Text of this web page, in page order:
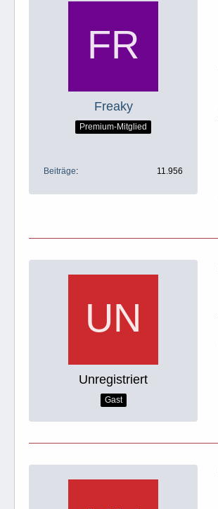
Freaky
Premium-Mitglied
Beiträge 11.956
Unregistriert
Gast